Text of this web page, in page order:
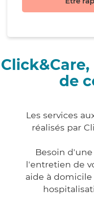
de
Les services
réalisés par
Besoin
l'entretien de
aide à